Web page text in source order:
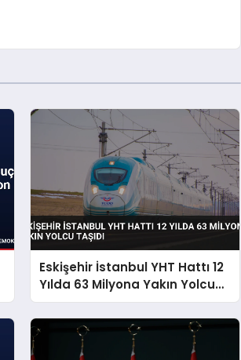
Eskişehir İstanbul YHT Hattı 12
Yılda 63 Milyona Yakın Yolcu
Taşıdı